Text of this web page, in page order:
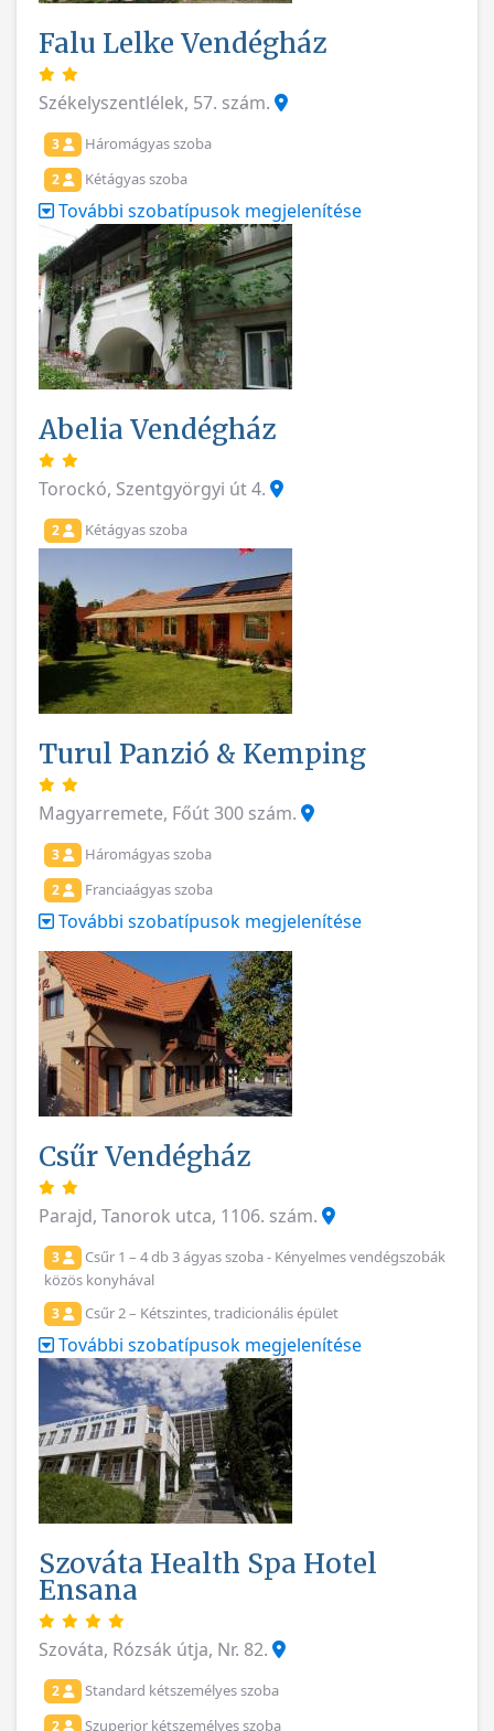
Falu Lelke Vendégház
Székelyszentlélek, 57. szám.
3 Háromágyas szoba
2 Kétágyas szoba
További szobatípusok megjelenítése
Abelia Vendégház
Torockó, Szentgyörgyi út 4.
2 Kétágyas szoba
Turul Panzió & Kemping
Magyarremete, Főút 300 szám.
3 Háromágyas szoba
2 Franciaágyas szoba
További szobatípusok megjelenítése
Csűr Vendégház
Parajd, Tanorok utca, 1106. szám.
3
Csűr 1 – 4 db 3 ágyas szoba - Kényelmes vendégszobák
közös konyhával
3 Csűr 2 – Kétszintes, tradicionális épület
További szobatípusok megjelenítése
Szováta Health Spa Hotel
Ensana
Szováta, Rózsák útja, Nr. 82.
2 Standard kétszemélyes szoba
2 Szuperior kétszemélyes szoba